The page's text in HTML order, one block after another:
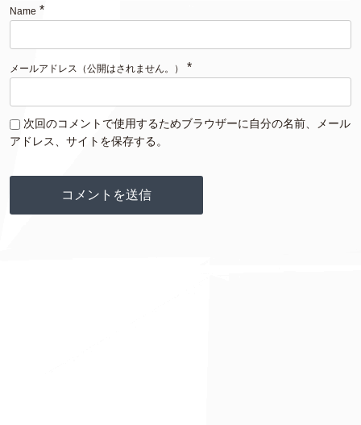
Name *
メールアドレス（公開はされません。） *
次回のコメントで使用するためブラウザーに自分の名前、メール
アドレス、サイトを保存する。